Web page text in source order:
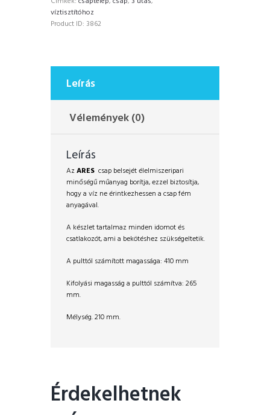
víztisztítóhoz
Product ID: 3862
Leírás
Vélemények (0)
Leírás
AzARES csap belsejét élelmiszeripari
minőségű műanyag borítja, ezzel biztosítja,
hogy a víz ne érintkezhessen a csap fém
anyagával.
A készlet tartalmaz minden idomot és
csatlakozót, ami a bekötéshez szükségeltetik.
A pulttól számított magassága: 410 mm
Kifolyási magasság a pulttól számítva: 265
mm.
Mélység. 210 mm.
Érdekelhetnek